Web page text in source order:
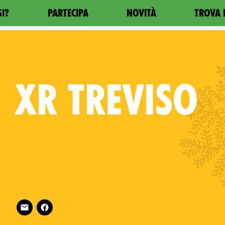
PARTECIPA NOVITÀ TROVA
XR TREVISO
Follow XR Treviso on